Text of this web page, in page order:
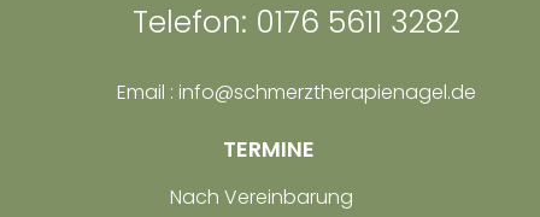
Telefon: 0176 5611 3282
Email : info@schmerztherapienagel.de
TERMINE
Nach Vereinbarung